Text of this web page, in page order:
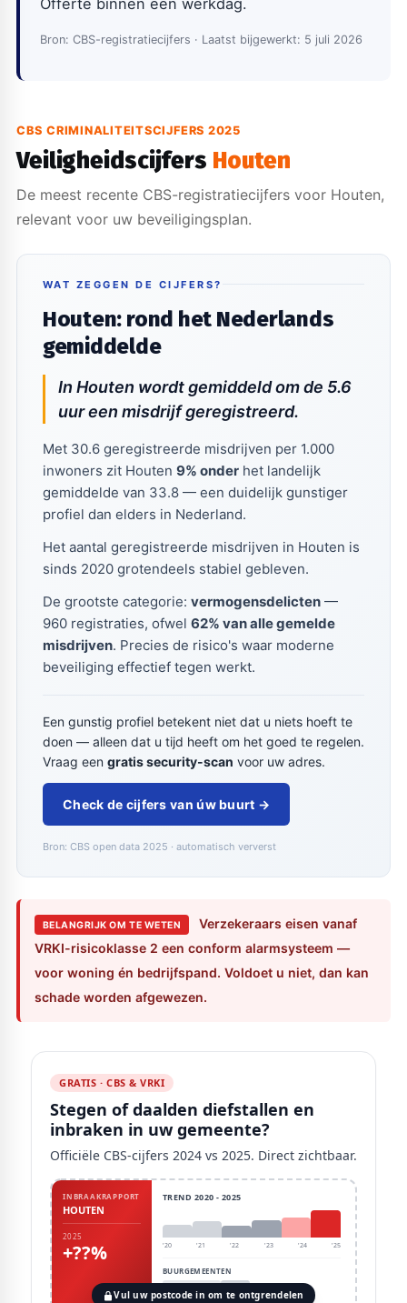
Offerte binnen één werkdag.
Bron: CBS-registratiecijfers · Laatst bijgewerkt: 5 juli 2026
CBS CRIMINALITEITSCIJFERS 2025
Veiligheidscijfers Houten
De meest recente CBS-registratiecijfers voor Houten,
relevant voor uw beveiligingsplan.
WAT ZEGGEN DE CIJFERS?
Houten: rond het Nederlands
gemiddelde
In Houten wordt gemiddeld om de 5.6
uur een misdrijf geregistreerd.
Met 30.6 geregistreerde misdrijven per 1.000
inwoners zit Houten 9% onderhet landelijk
gemiddelde van 33.8 — een duidelijk gunstiger
profiel dan elders in Nederland.
Het aantal geregistreerde misdrijven in Houten is
sinds 2020 grotendeels stabiel gebleven.
De grootste categorie: vermogensdelicten—
960 registraties, ofwel 62% van alle gemelde
misdrijven. Precies de risico's waar moderne
beveiliging effectief tegen werkt.
Een gunstig profiel betekent niet dat u niets hoeft te
doen — alleen dat u tijd heeft om het goed te regelen.
Vraag een gratis security-scan voor uw adres.
Check de cijfers van úw buurt →
Bron: CBS open data 2025 · automatisch ververst
BELANGRIJK OM TE WETEN
Verzekeraars eisen vanaf
VRKI-risicoklasse 2 een conform alarmsysteem —
voor woning én bedrijfspand. Voldoet u niet, dan kan
schade worden afgewezen.